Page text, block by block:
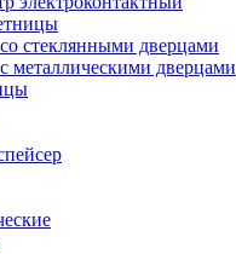
стеклянными дверцами
металлическими дверцами